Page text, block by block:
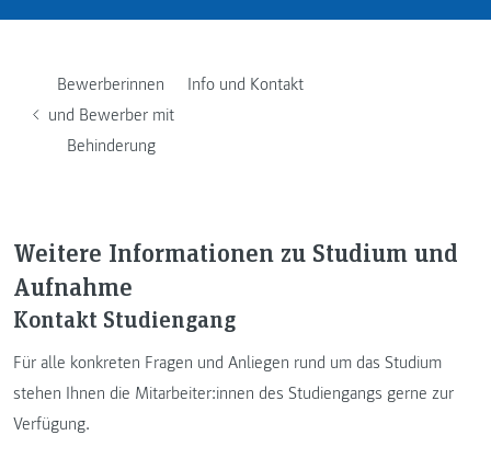
Bewerberinnen
und Bewerber mit
Behinderung
Info und Kontakt
Weitere Informationen zu Studium und
Aufnahme
Kontakt Studiengang
Für alle konkreten Fragen und Anliegen rund um das Studium
stehen Ihnen die Mitarbeiter:innen des Studiengangs gerne zur
Verfügung.